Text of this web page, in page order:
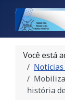
Você está
história